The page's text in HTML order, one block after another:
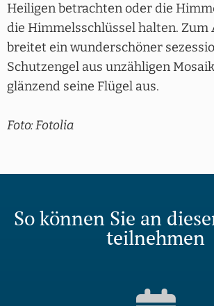
Heiligen betrachten oder die
die Himmelsschlüssel halten. Zum
breitet ein wunderschöner
Schutzengel aus unzähligen
glänzend seine Flügel aus.
Foto: Fotolia
So können Sie an
teilnehmen